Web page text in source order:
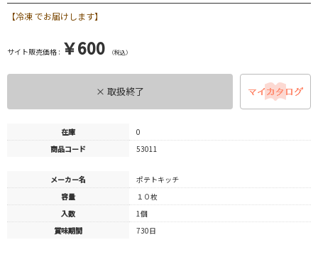
【冷凍 でお届けします】
サイト販売価格 : ￥600 （税込）
× 取扱終了
在庫
0
商品コード
53011
メーカー名
ポテトキッチ
容量
１０枚
入数
1個
賞味期間
730日